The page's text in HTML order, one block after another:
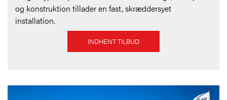
og konstruktion tillader en fast, skræddersyet
installation.
INDHENT TILBUD